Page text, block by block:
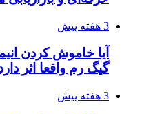
3 هفته پیش
گیگ رم واقعا اثر
3 هفته پیش